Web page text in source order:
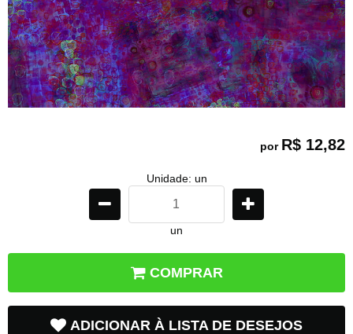
por R$ 12,82
Unidade: un
un
COMPRAR
ADICIONAR À LISTA DE DESEJOS